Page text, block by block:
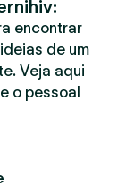
encontrar
de um
Veja aqui
o pessoal